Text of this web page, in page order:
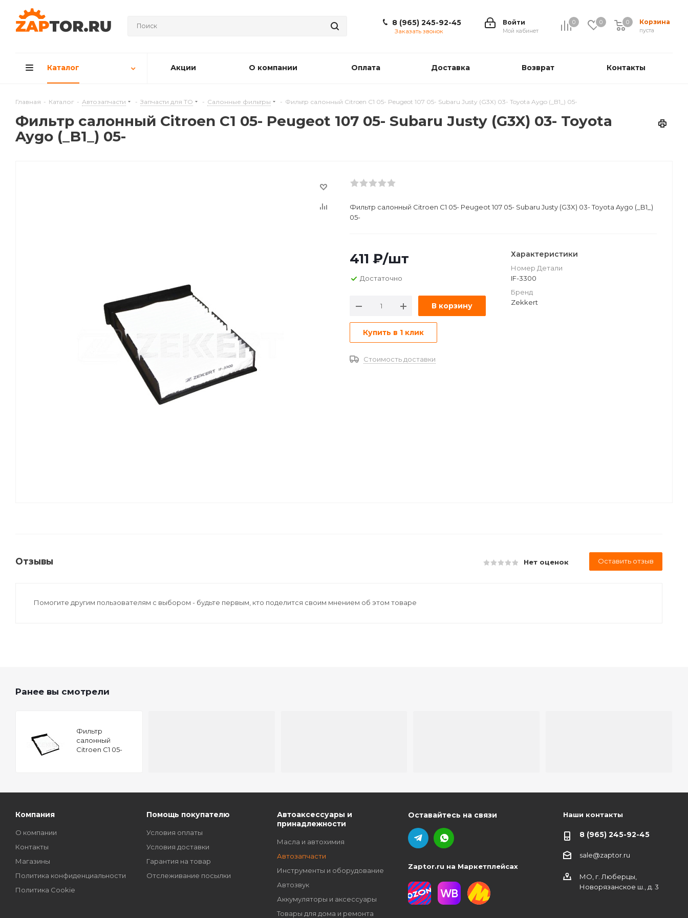
0 0 Корзина
0
пуста
0
Войти
Мой кабинет
8 (965) 245-92-45
Заказать звонок
Каталог Акции О компании Оплата Доставка Возврат Контакты
Главная - Каталог - Автозапчасти - Запчасти для ТО - Салонные фильтры - Фильтр салонный Citroen C1 05- Peugeot 107 05- Subaru Justy (G3X) 03- Toyota Aygo (_B1_) 05-
Фильтр салонный Citroen C1 05- Peugeot 107 05- Subaru Justy (G3X) 03- Toyota
Aygo (_B1_) 05-
Фильтр салонный Citroen C1 05- Peugeot 107 05- Subaru Justy (G3X) 03- Toyota Aygo (_B1_)
05-
411 ₽/шт
Достаточно
В корзину
Купить в 1 клик
Стоимость доставки
Характеристики
Номер Детали
IF-3300
Бренд
Zekkert
Отзывы Нет оценок Оставить отзыв
Помогите другим пользователям с выбором - будьте первым, кто поделится своим мнением об этом товаре
Ранее вы смотрели
Фильтр
салонный
Citroen C1 05-
Компания
О компании
Контакты
Магазины
Политика конфиденциальности
Политика Cookie
Помощь покупателю
Условия оплаты
Условия доставки
Гарантия на товар
Отслеживание посылки
Автоаксессуары и
принадлежности
Масла и автохимия
Автозапчасти
Инструменты и оборудование
Автозвук
Аккумуляторы и аксессуары
Товары для дома и ремонта
Оставайтесь на связи
Zaptor.ru на Маркетплейсах
Наши контакты
8 (965) 245-92-45
sale@zaptor.ru
МО, г. Люберцы,
Новорязанское ш., д. 3